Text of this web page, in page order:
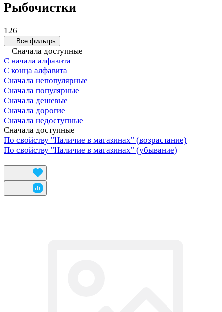
Рыбочистки
126
Все фильтры
Сначала доступные
С начала алфавита
С конца алфавита
Сначала непопулярные
Сначала популярные
Сначала дешевые
Сначала дорогие
Сначала недоступные
Сначала доступные
По свойству "Наличие в магазинах" (возрастание)
По свойству "Наличие в магазинах" (убывание)